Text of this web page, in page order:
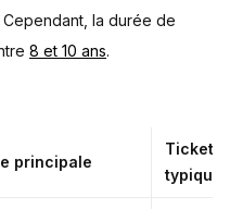
la durée de
8 et 10 ans.
principale
Ticket
typique